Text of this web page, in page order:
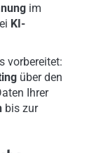
im
KI-
vorbereitet:
über den
Ihrer
bis zur